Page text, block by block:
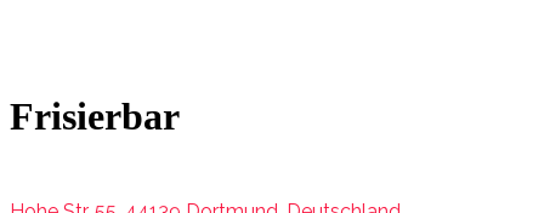
Frisierbar